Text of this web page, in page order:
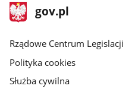
stopka
gov.plStrona
gov.pl
Rządowe Centrum Legislacji
Polityka cookies
Służba cywilna